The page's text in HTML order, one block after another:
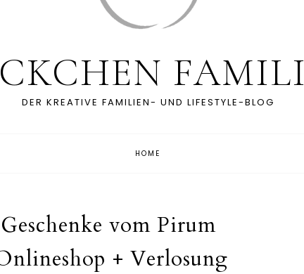
DER KREATIVE FAMILIEN- UND LIFESTYLE-BLOG
HOME
vom Pirum
+ Verlosung